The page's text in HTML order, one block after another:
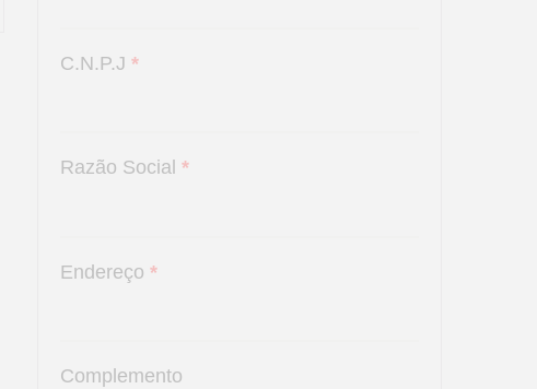
C.N.P.J*
Razão Social*
Endereço*
Complemento